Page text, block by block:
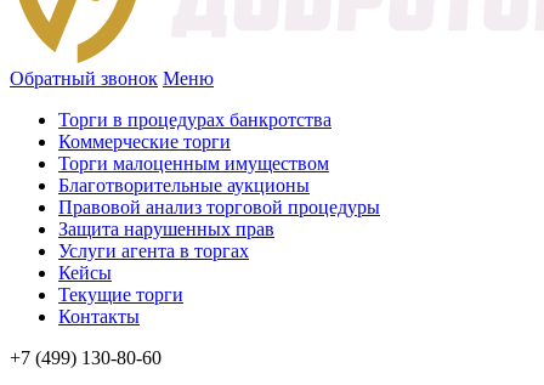
Обратный звонок Меню
Торги в процедурах банкротства
Коммерческие торги
Торги малоценным имуществом
Благотворительные аукционы
Правовой анализ торговой процедуры
Защита нарушенных прав
Услуги агента в торгах
Кейсы
Текущие торги
Контакты
+7 (499) 130-80-60